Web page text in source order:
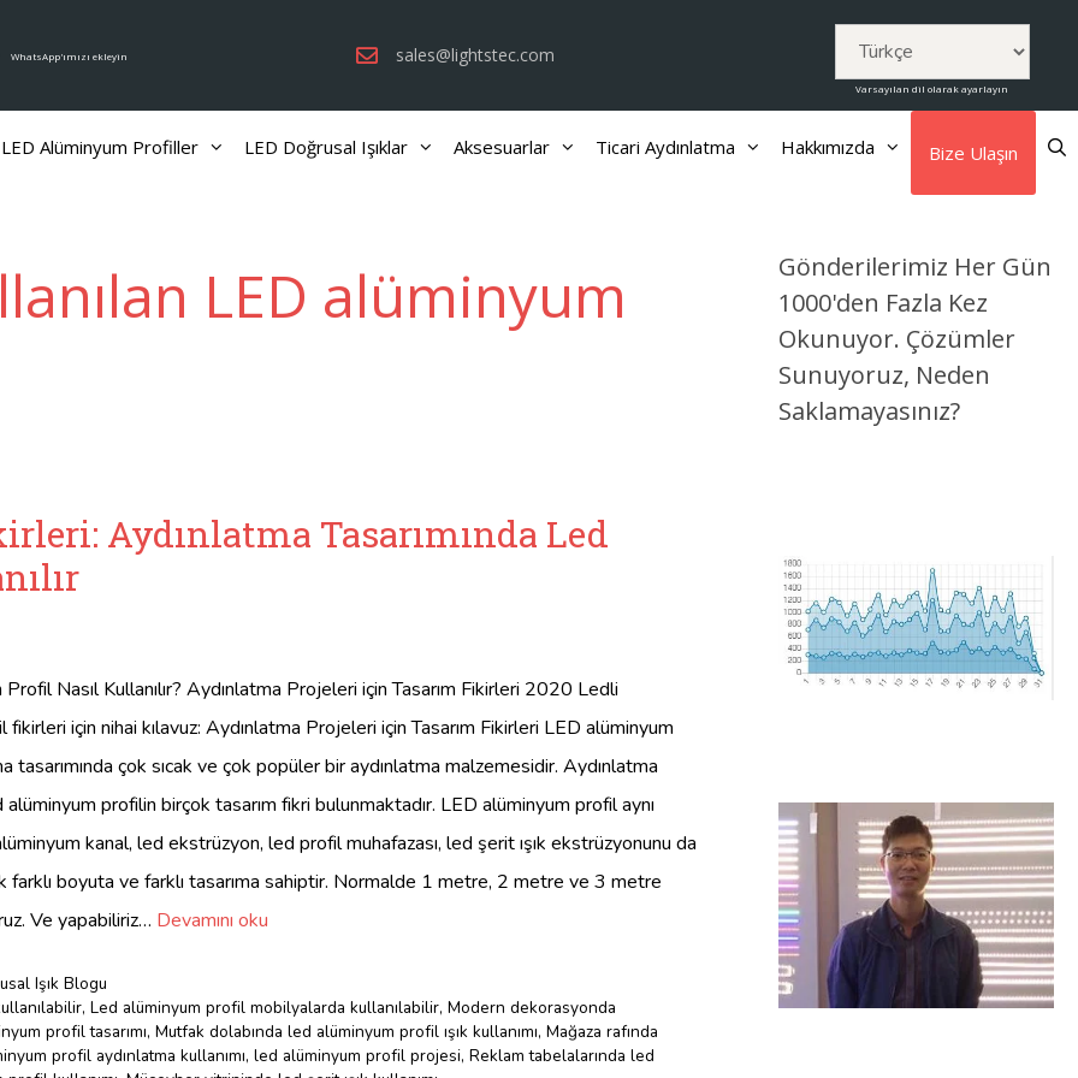
WhatsApp'ımızı ekleyin sales@lightstec.com
Varsayılan dil olarak ayarlayın
LED Alüminyum Profiller LED Doğrusal Işıklar Aksesuarlar Ticari Aydınlatma Hakkımızda Bize Ulaşın
LED alüminyum
Aydınlatma Tasarımında Led
Nasıl Kullanılır? Aydınlatma Projeleri için Tasarım Fikirleri 2020 Ledli
için nihai kılavuz: Aydınlatma Projeleri için Tasarım Fikirleri LED alüminyum
tasarımında çok sıcak ve çok popüler bir aydınlatma malzemesidir. Aydınlatma
profilin birçok tasarım fikri bulunmaktadır. LED alüminyum profil aynı
kanal, led ekstrüzyon, led profil muhafazası, led şerit ışık ekstrüzyonunu da
farklı boyuta ve farklı tasarıma sahiptir. Normalde 1 metre, 2 metre ve 3 metre
Ve yapabiliriz… Devamını oku
Işık Blogu
,Led alüminyum profil mobilyalarda kullanılabilir,Modern dekorasyonda
profil tasarımı, Mutfak dolabında led alüminyum profil ışık kullanımı, Mağaza rafında
profil aydınlatma kullanımı, led alüminyum profil projesi, Reklam tabelalarında led
Gönderilerimiz Her Gün
1000'den Fazla Kez
Okunuyor. Çözümler
Sunuyoruz, Neden
Saklamayasınız?